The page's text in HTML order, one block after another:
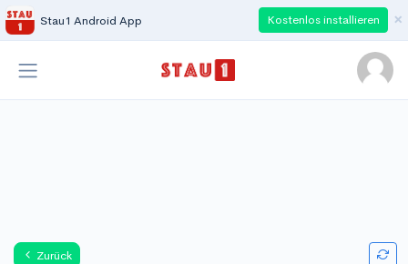
Stau1 Android App Kostenlos installieren ×
Zurück